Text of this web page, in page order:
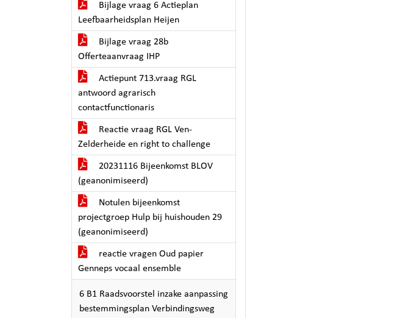
Bijlage vraag 6 Actieplan
Leefbaarheidsplan Heijen
Bijlage vraag 28b
Offerteaanvraag IHP
Actiepunt 713.vraag RGL
antwoord agrarisch
contactfunctionaris
Reactie vraag RGL Ven-
Zelderheide en right to challenge
20231116 Bijeenkomst BLOV
(geanonimiseerd)
Notulen bijeenkomst
projectgroep Hulp bij huishouden 29
(geanonimiseerd)
reactie vragen Oud papier
Genneps vocaal ensemble
6 B1 Raadsvoorstel inzake aanpassing
bestemmingsplan Verbindingsweg